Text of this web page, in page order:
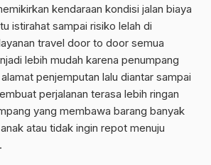
kendaraan kondisi jalan biaya
istirahat sampai risiko lelah di
travel door to door semua
lebih mudah karena penumpang
penjemputan lalu diantar sampai
perjalanan terasa lebih ringan
yang membawa barang banyak
atau tidak ingin repot menuju